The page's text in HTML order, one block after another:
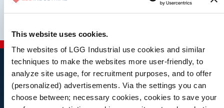
This website uses cookies.
The websites of LGG Industrial use cookies and similar
techniques to make the websites more user-friendly, to
analyze site usage, for recruitment purposes, and to offer
(personalized) advertisements. Via the settings you can
choose between; necessary cookies, cookies to save your
Nuestra cartera de productos